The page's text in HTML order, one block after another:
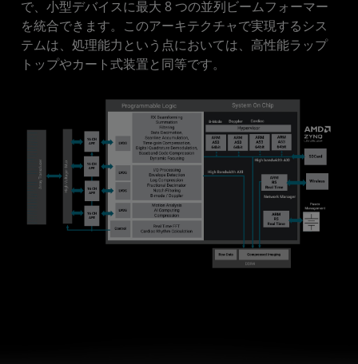
で、小型デバイスに最大 8 つの並列ビームフォーマー
を統合できます。このアーキテクチャで実現するシス
テムは、処理能力という点においては、高性能ラップ
トップやカート式装置と同等です。